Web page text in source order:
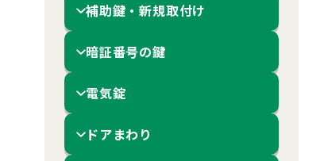
補助鍵・新規取付け
暗証番号の鍵
電気錠
ドアまわり